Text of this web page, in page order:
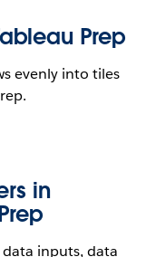
Prep
evenly into tiles
in
data inputs, data